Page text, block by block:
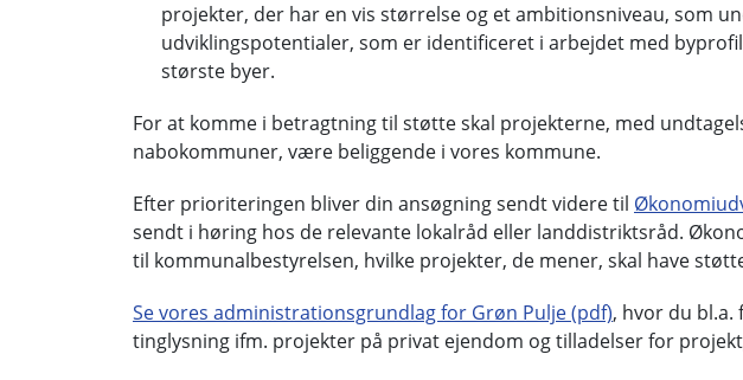
projekter, der har en vis størrelse og et ambitionsniveau, som
udviklingspotentialer, som er identificeret i arbejdet med
største byer.
For at komme i betragtning til støtte skal projekterne, med
nabokommuner, være beliggende i vores kommune.
Efter prioriteringen bliver din ansøgning sendt videre til
sendt i høring hos de relevante lokalråd eller landdistriktsråd.
til kommunalbestyrelsen, hvilke projekter, de mener, skal have
Se vores administrationsgrundlag for Grøn Pulje (pdf), hvor du
tinglysning ifm. projekter på privat ejendom og tilladelser for